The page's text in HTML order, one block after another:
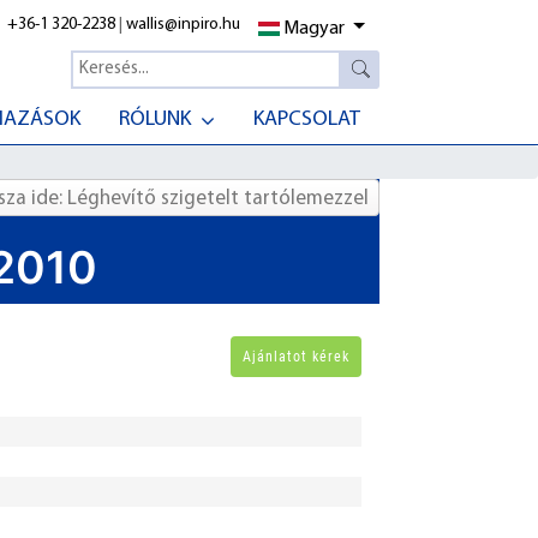
+36-1 320-2238 |wallis@inpiro.hu Magyar
RÓLUNK KAPCSOLAT
ide: Léghevítő szigetelt tartólemezzel